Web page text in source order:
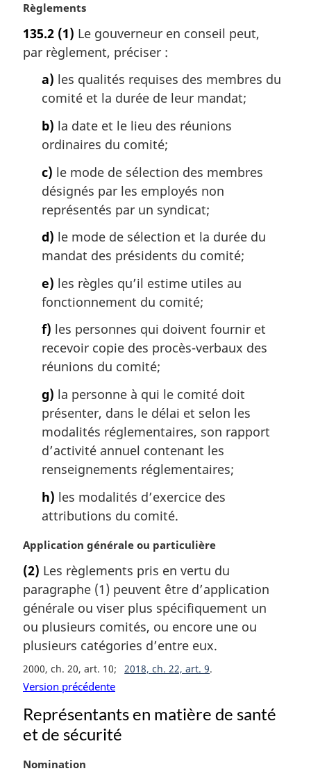
N
t
e
Règlements
135.2 (1) Le gouverneur en conseil peut,
par règlement, préciser :
a) les qualités requises des membres du
comité et la durée de leur mandat;
b) la date et le lieu des réunions
ordinaires du comité;
c) le mode de sélection des membres
désignés par les employés non
représentés par un syndicat;
d) le mode de sélection et la durée du
mandat des présidents du comité;
e) les règles qu’il estime utiles au
fonctionnement du comité;
f) les personnes qui doivent fournir et
recevoir copie des procès-verbaux des
réunions du comité;
g) la personne à qui le comité doit
présenter, dans le délai et selon les
modalités réglementaires, son rapport
d’activité annuel contenant les
renseignements réglementaires;
h) les modalités d’exercice des
attributions du comité.
N
t
e
m
a
g
i
n
l
:
Application générale ou particulière
(2) Les règlements pris en vertu du
paragraphe (1) peuvent être d’application
générale ou viser plus spécifiquement un
ou plusieurs comités, ou encore une ou
plusieurs catégories d’entre eux.
2000, ch. 20, art. 10 2018, ch. 22, art. 9
Version précédente
Représentants en matière de santé
et de sécurité
N
Nomination